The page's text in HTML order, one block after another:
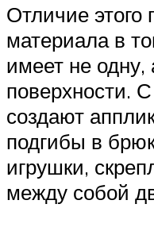
Отличие этого
материала в
имеет не
поверхности.
создают
подгибы в
игрушки,
между собой